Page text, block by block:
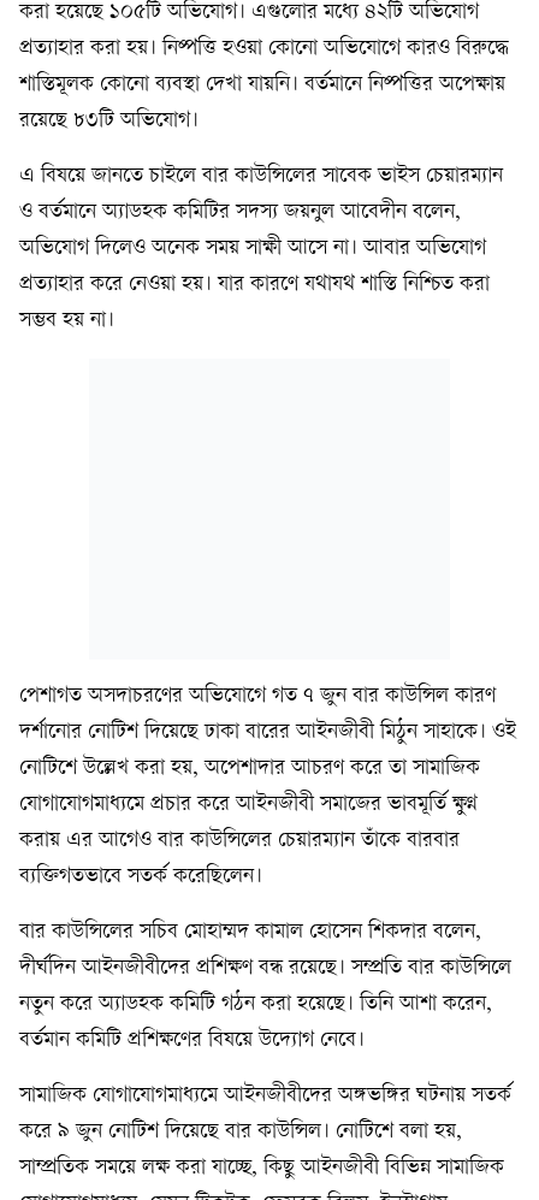
করা হয়েছে ১০৫টি অভিযোগ। এগুলোর মধ্যে ৪২টি অভিযোগ
প্রত্যাহার করা হয়। নিষ্পত্তি হওয়া কোনো অভিযোগে কারও বিরুদ্ধে
শাস্তিমূলক কোনো ব্যবস্থা দেখা যায়নি। বর্তমানে নিষ্পত্তির অপেক্ষায়
রয়েছে ৮৩টি অভিযোগ।
এ বিষয়ে জানতে চাইলে বার কাউন্সিলের সাবেক ভাইস চেয়ারম্যান
ও বর্তমানে অ্যাডহক কমিটির সদস্য জয়নুল আবেদীন বলেন,
অভিযোগ দিলেও অনেক সময় সাক্ষী আসে না। আবার অভিযোগ
প্রত্যাহার করে নেওয়া হয়। যার কারণে যথাযথ শাস্তি নিশ্চিত করা
সম্ভব হয় না।
পেশাগত অসদাচরণের অভিযোগে গত ৭ জুন বার কাউন্সিল কারণ
দর্শানোর নোটিশ দিয়েছে ঢাকা বারের আইনজীবী মিঠুন সাহাকে। ওই
নোটিশে উল্লেখ করা হয়, অপেশাদার আচরণ করে তা সামাজিক
যোগাযোগমাধ্যমে প্রচার করে আইনজীবী সমাজের ভাবমূর্তি ক্ষুণ্ন
করায় এর আগেও বার কাউন্সিলের চেয়ারম্যান তাঁকে বারবার
ব্যক্তিগতভাবে সতর্ক করেছিলেন।
বার কাউন্সিলের সচিব মোহাম্মদ কামাল হোসেন শিকদার বলেন,
দীর্ঘদিন আইনজীবীদের প্রশিক্ষণ বন্ধ রয়েছে। সম্প্রতি বার কাউন্সিলে
নতুন করে অ্যাডহক কমিটি গঠন করা হয়েছে। তিনি আশা করেন,
বর্তমান কমিটি প্রশিক্ষণের বিষয়ে উদ্যোগ নেবে।
সামাজিক যোগাযোগমাধ্যমে আইনজীবীদের অঙ্গভঙ্গির ঘটনায় সতর্ক
করে ৯ জুন নোটিশ দিয়েছে বার কাউন্সিল। নোটিশে বলা হয়,
সাম্প্রতিক সময়ে লক্ষ করা যাচ্ছে, কিছু আইনজীবী বিভিন্ন সামাজিক